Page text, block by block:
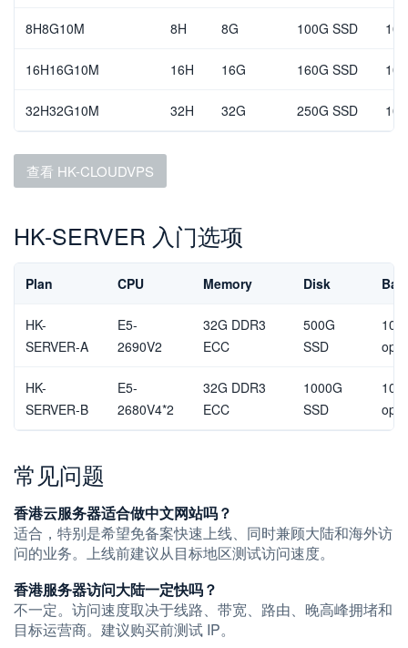
8H8G10M 8H 8G 100G SSD
16H16G10M 16H 16G 160G SSD
32H32G10M 32H 32G 250G SSD
查看 HK-CLOUDVPS
HK-SERVER 入门选项
Plan CPU Memory Disk
HK-
SERVER-A
E5-
2690V2
32G DDR3
ECC
500G
SSD
HK-
SERVER-B
E5-
2680V4*2
32G DDR3
ECC
1000G
SSD
常见问题
香港云服务器适合做中文网站吗？
适合，特别是希望免备案快速上线、同时兼顾大陆和海外访
问的业务。上线前建议从目标地区测试访问速度。
香港服务器访问大陆一定快吗？
不一定。访问速度取决于线路、带宽、路由、晚高峰拥堵和
目标运营商。建议购买前测试 IP。